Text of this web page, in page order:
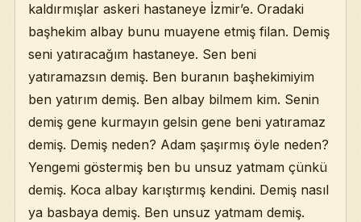
kaldırmışlar askeri hastaneye İzmir’e. Oradaki
başhekim albay bunu muayene etmiş filan. Demiş
seni yatıracağım hastaneye. Sen beni
yatıramazsın demiş. Ben buranın başhekimiyim
ben yatırım demiş. Ben albay bilmem kim. Senin
demiş gene kurmayın gelsin gene beni yatıramaz
demiş. Demiş neden? Adam şaşırmış öyle neden?
Yengemi göstermiş ben bu unsuz yatmam çünkü
demiş. Koca albay karıştırmış kendini. Demiş nasıl
ya basbaya demiş. Ben unsuz yatmam demiş.